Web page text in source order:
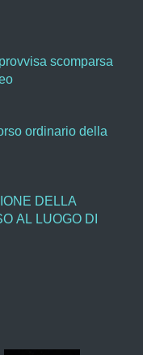
scomparsa
ordinario della
DELLA
AL LUOGO DI